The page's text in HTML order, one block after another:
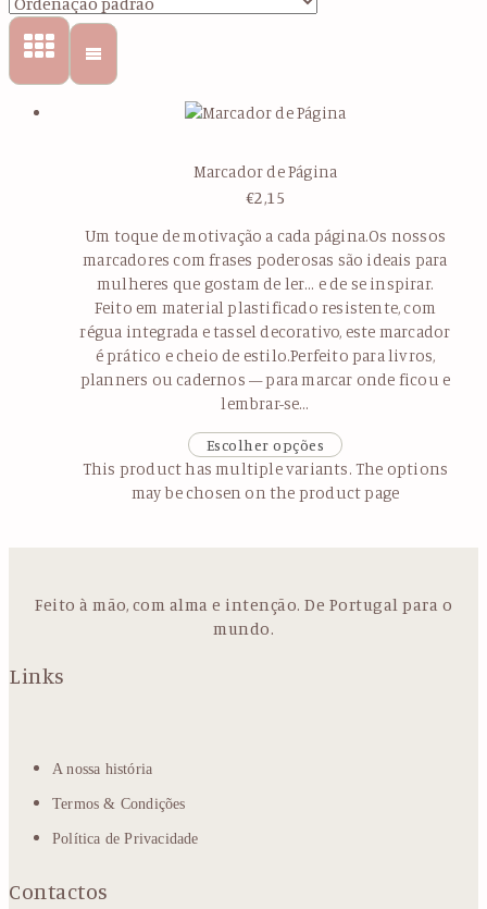
Marcador de Página
€2,15
Um toque de motivação a cada página.Os nossos
marcadores com frases poderosas são ideais para
mulheres que gostam de ler… e de se inspirar.
Feito em material plastificado resistente, com
régua integrada e tassel decorativo, este marcador
é prático e cheio de estilo.Perfeito para livros,
planners ou cadernos — para marcar onde ficou e
lembrar-se…
Escolher opções
This product has multiple variants. The options
may be chosen on the product page
Feito à mão, com alma e intenção. De Portugal para o
mundo.
Links
A nossa história
Termos & Condições
Política de Privacidade
Contactos